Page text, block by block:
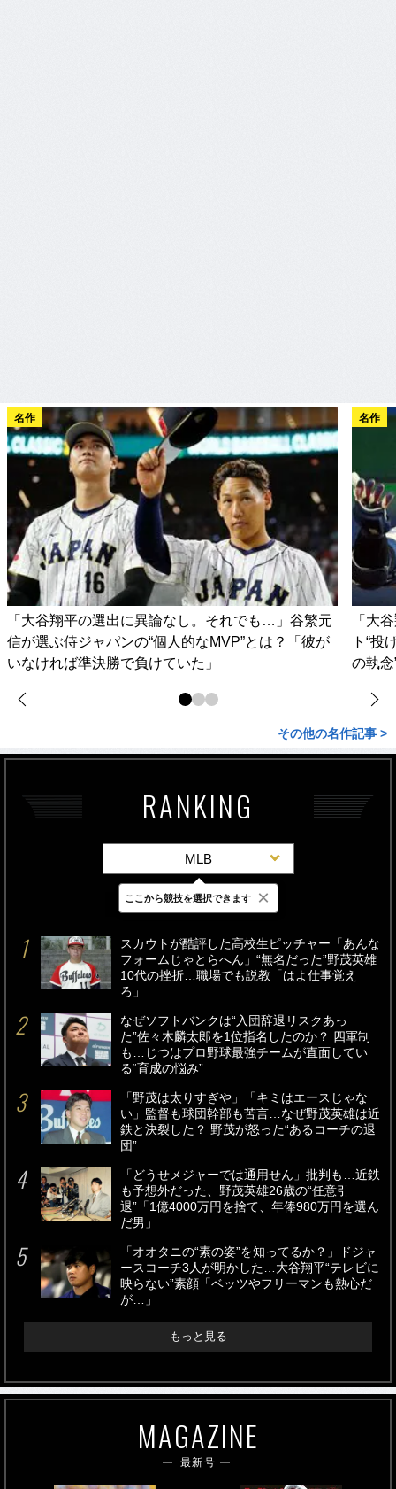
名作
「大谷翔平の選出に異論なし。それでも…」谷繁元
信が選ぶ侍ジャパンの“個人的なMVP”とは？「彼が
いなければ準決勝で負けていた」
名作
「大
ト“投
の執念
その他の名作記事 >
RANKING
MLB
最新 24時間 週間
スカウトが酷評した高校生ピッチャー「あんな
フォームじゃとらへん」“無名だった”野茂英雄
10代の挫折…職場でも説教「はよ仕事覚え
ろ」
なぜソフトバンクは“入団辞退リスクあっ
た”佐々木麟太郎を1位指名したのか？ 四軍制
も…じつはプロ野球最強チームが直面してい
る“育成の悩み”
「野茂は太りすぎや」「キミはエースじゃな
い」監督も球団幹部も苦言…なぜ野茂英雄は近
鉄と決裂した？ 野茂が怒った“あるコーチの退
団”
「どうせメジャーでは通用せん」批判も…近鉄
も予想外だった、野茂英雄26歳の“任意引
退”「1億4000万円を捨て、年俸980万円を選ん
だ男」
「オオタニの“素の姿”を知ってるか？」ドジャ
ースコーチ3人が明かした…大谷翔平“テレビに
映らない”素顔「ベッツやフリーマンも熱心だ
が…」
もっと見る
MAGAZINE
最新号
ここから競技を選択できます ×